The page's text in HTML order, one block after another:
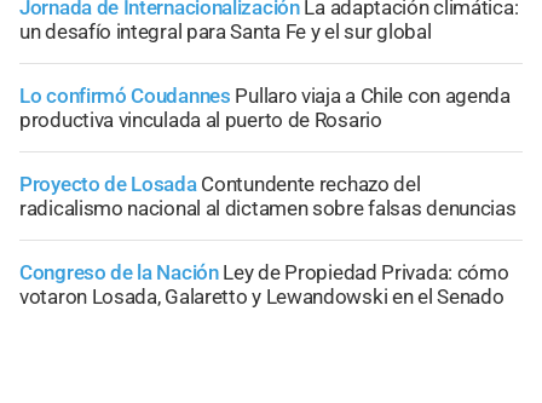
Jornada de Internacionalización La adaptación climática:
un desafío integral para Santa Fe y el sur global
Lo confirmó Coudannes Pullaro viaja a Chile con agenda
productiva vinculada al puerto de Rosario
Proyecto de Losada Contundente rechazo del
radicalismo nacional al dictamen sobre falsas denuncias
Congreso de la Nación Ley de Propiedad Privada: cómo
votaron Losada, Galaretto y Lewandowski en el Senado